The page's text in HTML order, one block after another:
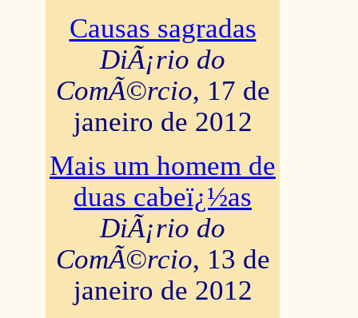
Causas sagradas
DiÃ¡rio do
ComÃ©rcio, 17 de
janeiro de 2012
Mais um homem de
duas cabeï¿½as
DiÃ¡rio do
ComÃ©rcio, 13 de
janeiro de 2012